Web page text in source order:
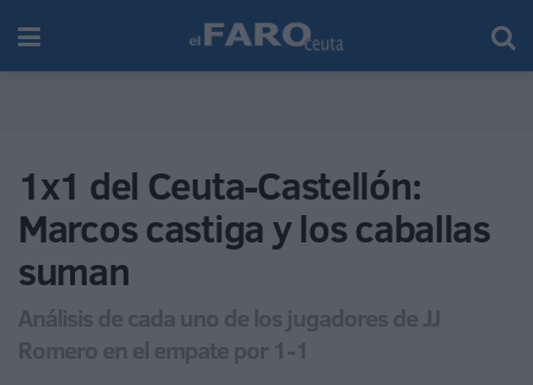
1x1 del Ceuta-Castellón:
Marcos castiga y los caballas
suman
Análisis de cada uno de los jugadores de JJ
Romero en el empate por 1-1